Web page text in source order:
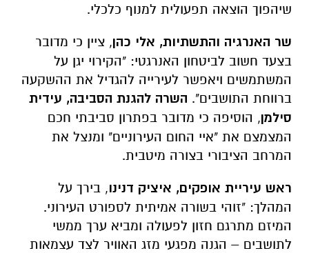
שיהפוך הוצאה תפעולית למנוף כלכלי.
שר האנרגיה והתשתיות, אלי כהן, ציין כי מדובר
בצעד חשוב לביטחון האנרגטי: "הקירוי יגן על
המשתמשים ויאפשר לעירייה להגדיל את ההשקעה
ברווחת התושבים". השרה להגנת הסביבה, עידית
סילמן, הוסיפה כי מדובר בפתרון סביבתי חכם
המצמצם את "איי החום העירוניים" ומנצל את
המרחב הציבורי בצורה מיטבית.
ראש עיריית אופקים, איציק דנינו, בירך על
המהלך: "זוהי בשורה אמיתית לספורט העירוני.
המיזם מתרגם חזון לפעולה ומביא ערך ממשי
לתושבים – הגנה מפגעי מזג האוויר לצד עצמאות